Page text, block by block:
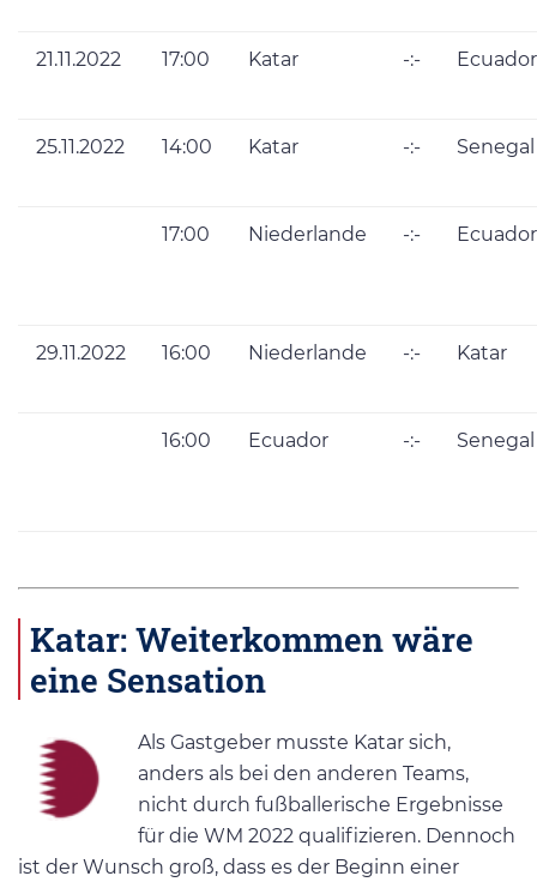
21.11.2022 17:00 Katar -:- Ecuador
25.11.2022 14:00 Katar -:- Senegal
17:00 Niederlande -:- Ecuador
29.11.2022 16:00 Niederlande -:- Katar
16:00 Ecuador -:- Senegal
Katar: Weiterkommen wäre
eine Sensation
Als Gastgeber musste Katar sich,
anders als bei den anderen Teams,
nicht durch fußballerische Ergebnisse
für die WM 2022 qualifizieren. Dennoch
ist der Wunsch groß, dass es der Beginn einer